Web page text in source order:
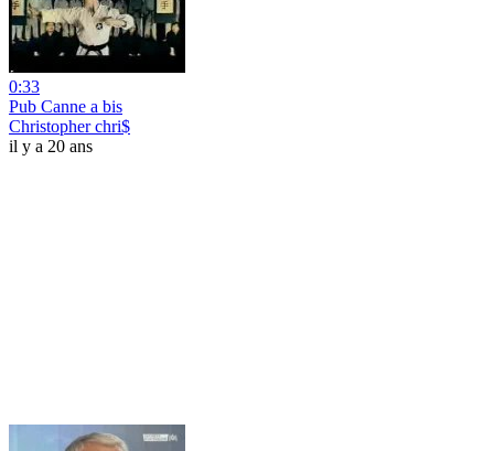
0:33
Pub Canne a bis
Christopher chri$
il y a 20 ans